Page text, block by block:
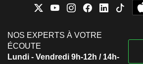
NOS EXPERTS À VOTRE
ÉCOUTE
Lundi - Vendredi 9h-12h / 14h-